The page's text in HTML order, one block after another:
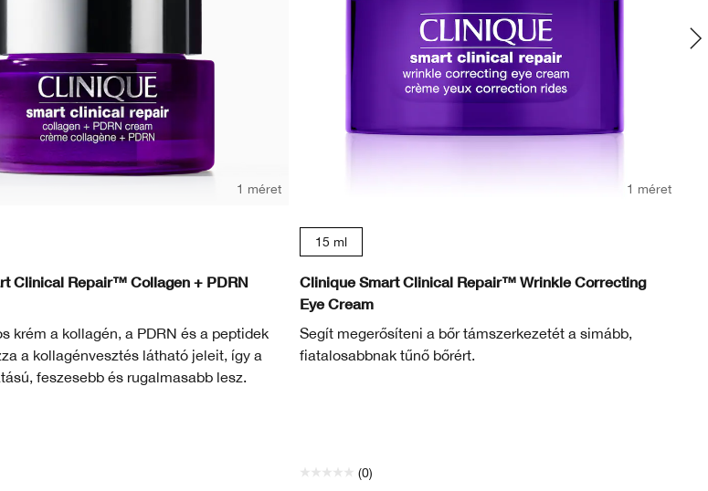
1 méret
Clinical Repair™ Collagen + PDRN
krém a kollagén, a PDRN és a peptidek
a kollagénvesztés látható jeleit, így a
feszesebb és rugalmasabb lesz.
1 méret
15 ml
Clinique Smart Clinical Repair™ Wrinkle Correcting
Eye Cream
Segít megerősíteni a bőr támszerkezetét a simább,
fiatalosabbnak tűnő bőrért.
(0)